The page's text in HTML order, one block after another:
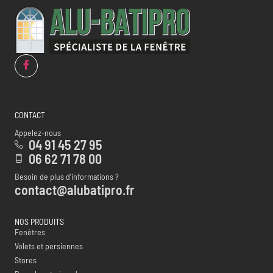
CONTACT
Appelez-nous
04 91 45 27 95
06 62 71 78 00
Besoin de plus d’informations ?
contact@alubatipro.fr
NOS PRODUITS
Fenêtres
Volets et persiennes
Stores